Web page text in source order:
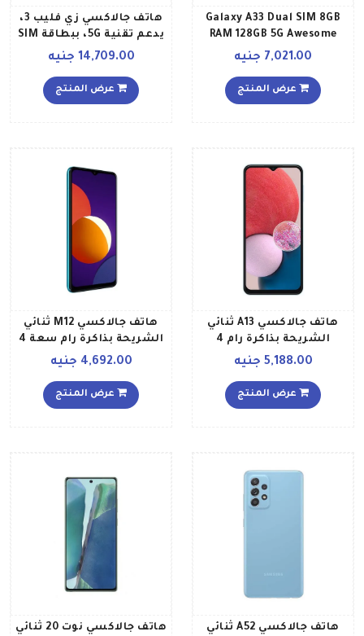
Galaxy A33 Dual SIM 8GB
RAM 128GB 5G Awesome
Peach
7,021.00 جنيه
عرض المنتج
هاتف جالاكسي زي فليب 3،
يدعم تقنية 5G، ببطاقة SIM
ولون أسود فانتوم، وذاكرة
داخلية سعة 256 جيجابايت
إصدار الشرق الأوسط
14,709.00 جنيه
عرض المنتج
هاتف جالاكسي A13 ثنائي
الشريحة بذاكرة رام 4
بلون أزرق فاتح إصدار الشرق
5,188.00 جنيه
عرض المنتج
هاتف جالاكسي M12 ثنائي
الشريحة بذاكرة رام سعة 4
جيجابايت وذاكرة داخلية
تقنية 4G LTE بلون أخضر
إصدار الشرق الأوسط
4,692.00 جنيه
عرض المنتج
هاتف جالاكسي A52 ثنائي
هاتف جالاكسي نوت 20 ثنائي